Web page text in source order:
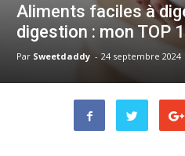
Aliments faciles à
digestion : mon TOP
Par Sweetdaddy - 24 septembre 2024